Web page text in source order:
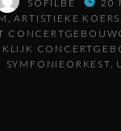
SOFILBE 20
ARTISTIEKE KOERS
SYMFONIEORKEST